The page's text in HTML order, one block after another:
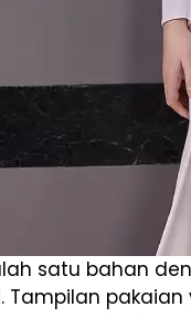
satu bahan
Tampilan